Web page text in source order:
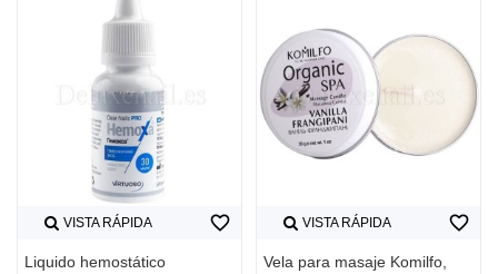
VISTA RÁPIDA
Liquido hemostático
favorite_border VISTA RÁPIDA
Vela para masaje Komilfo,
favorite_border